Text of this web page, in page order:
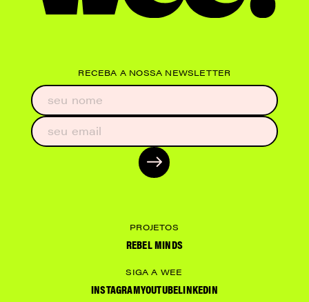
RECEBA A NOSSA NEWSLETTER
PROJETOS
REBEL MINDS
SIGA A WEE
INSTAGRAMYOUTUBELINKEDIN